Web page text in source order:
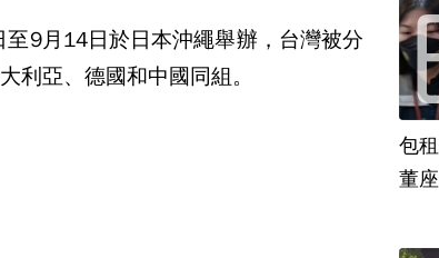
9月14日於日本沖繩舉辦，台灣被分
利亞、德國和中國同組。
包
董